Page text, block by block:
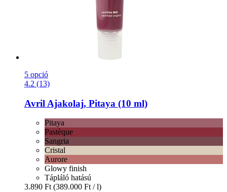
5 opció
4.2 (13)
Avril Ajakolaj, Pitaya (10 ml)
Pitaya
Pastèque
Sangria
Cristal
Aurore
Glowy finish
Tápláló hatású
3.890 Ft (389.000 Ft / l)